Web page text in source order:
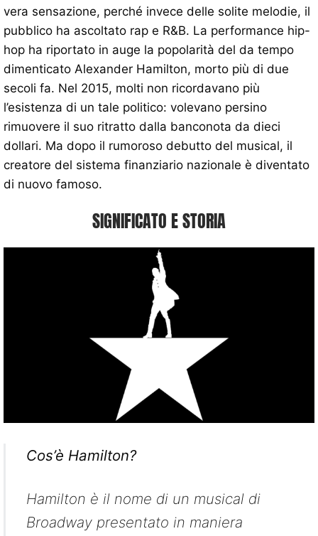
vera sensazione, perché invece delle solite melodie, il
pubblico ha ascoltato rap e R&B. La performance hip-
hop ha riportato in auge la popolarità del da tempo
dimenticato Alexander Hamilton, morto più di due
secoli fa. Nel 2015, molti non ricordavano più
l’esistenza di un tale politico: volevano persino
rimuovere il suo ritratto dalla banconota da dieci
dollari. Ma dopo il rumoroso debutto del musical, il
creatore del sistema finanziario nazionale è diventato
di nuovo famoso.
SIGNIFICATO E STORIA
Cos’è Hamilton?
Hamilton è il nome di un musical di
Broadway presentato in maniera